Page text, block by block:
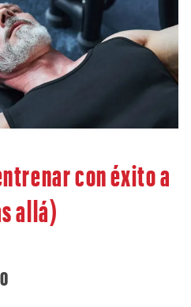
con éxito a
allá)